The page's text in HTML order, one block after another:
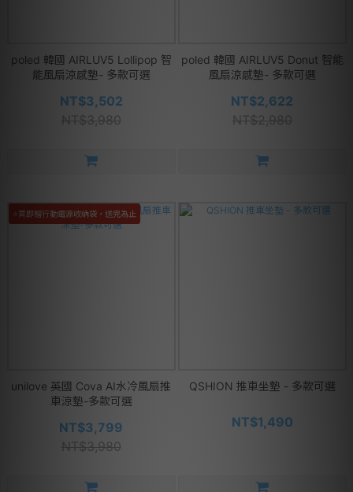
poled 韓國 AIRLUV5 Lollipop 智
能風扇涼感墊- 多款可選
NT$3,502
NT$3,980
poled 韓國 AIRLUV5 Donut 智能
風扇涼感墊- 多款可選
NT$2,622
NT$2,980
⭐買即贈行動電源收納袋，送完為止
unilove 英國 Cova AI水冷風扇推
車涼墊-多款可選
NT$3,799
NT$3,980
QSHION 推車坐墊 - 多款可選
NT$1,490